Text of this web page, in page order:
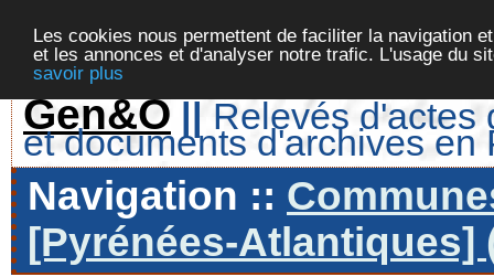
Les cookies nous permettent de faciliter la navigation
et les annonces et d'analyser notre trafic. L'usage du
savoir plus
Gen&O || Relevés d'actes
et documents d'archives en
Navigation ::
[Pyrénées-Atlantiques]